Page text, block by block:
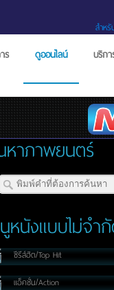
สำห
ร ดูออนไลน์ บริก
หาภาพยนตร์
หนังแบบไม่จำ
ซีรีส์ฮิต/Top Hit
แอ็คชั่น/Action